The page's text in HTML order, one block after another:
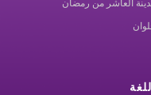
العاشر من رمضان
اللغة